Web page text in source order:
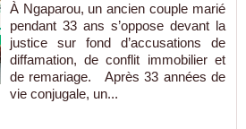
À Ngaparou, un ancien couple marié
pendant 33 ans s’oppose devant la
justice sur fond d’accusations de
diffamation, de conflit immobilier et
de remariage. Après 33 années de
vie conjugale, un...